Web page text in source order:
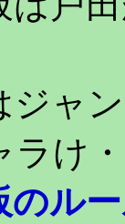
ジャ
ラけ
のル